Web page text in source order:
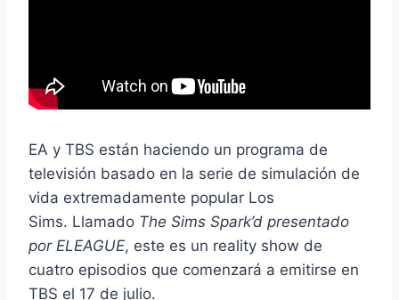
EA y TBS están haciendo un programa de
televisión basado en la serie de simulación de
vida extremadamente popular Los
Sims. Llamado The Sims Spark’d presentado
por ELEAGUE, este es un reality show de
cuatro episodios que comenzará a emitirse en
TBS el 17 de julio.